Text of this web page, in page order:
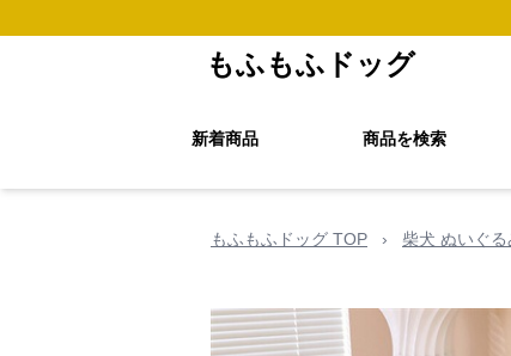
もふもふドッグ
新着商品 商品を検索
もふもふドッグ TOP › 柴犬 ぬいぐ